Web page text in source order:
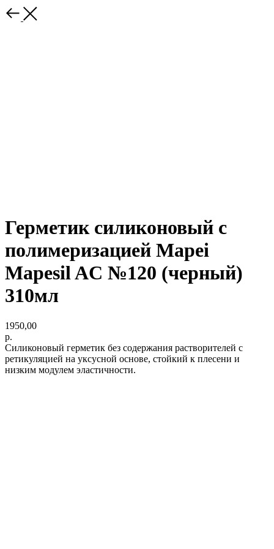
Герметик силиконовый с
полимеризацией Mapei
Mapesil AC №120 (черный)
310мл
1950,00
р.
Силиконовый герметик без содержания растворителей с
ретикуляцией на уксусной основе, стойкий к плесени и
низким модулем эластичности.